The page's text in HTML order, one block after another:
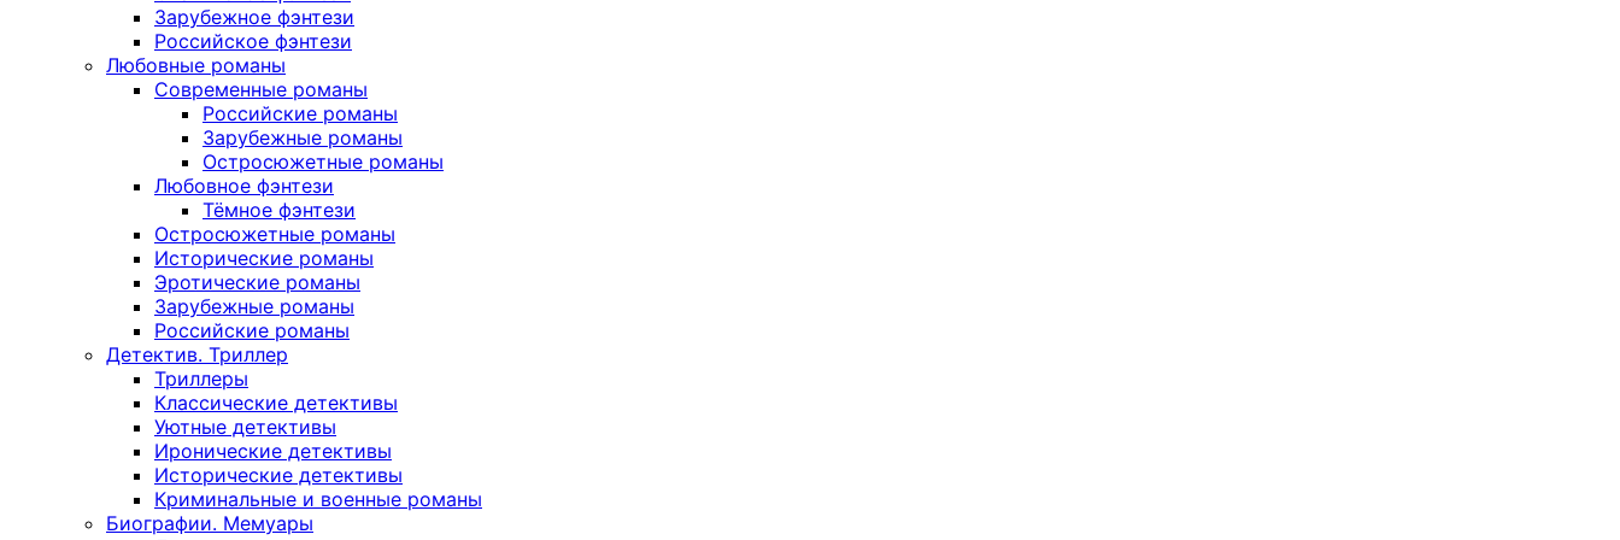
Зарубежное фэнтези
Российское фэнтези
Любовные романы
Современные романы
Российские романы
Зарубежные романы
Остросюжетные романы
Любовное фэнтези
Тёмное фэнтези
Остросюжетные романы
Исторические романы
Эротические романы
Зарубежные романы
Российские романы
Детектив. Триллер
Триллеры
Классические детективы
Уютные детективы
Иронические детективы
Исторические детективы
Криминальные и военные романы
Биографии. Мемуары